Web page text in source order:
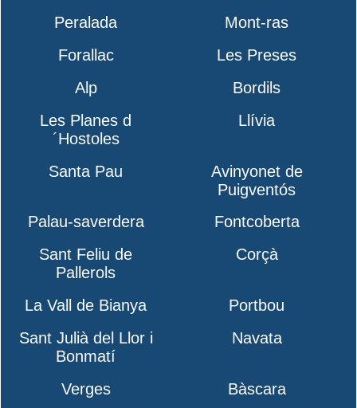
Peralada
Mont-ras
Forallac
Les Preses
Alp
Bordils
Les Planes d
´Hostoles
Llívia
Santa Pau
Avinyonet de
Puigventós
Palau-saverdera
Fontcoberta
Sant Feliu de
Pallerols
Corçà
La Vall de Bianya
Portbou
Sant Julià del Llor i
Bonmatí
Navata
Verges
Bàscara